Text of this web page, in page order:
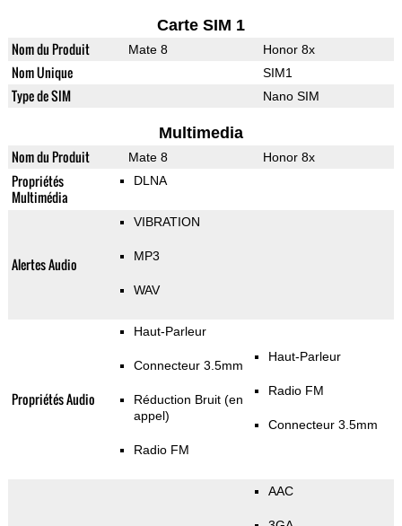
Carte SIM 1
Nom du Produit Mate 8 Honor 8x
Nom Unique SIM1
Type de SIM Nano SIM
Multimedia
Nom du Produit Mate 8 Honor 8x
Propriétés
Multimédia
DLNA
Alertes Audio
VIBRATION
MP3
WAV
Propriétés Audio
Haut-Parleur
Connecteur 3.5mm
Réduction Bruit (en
appel)
Radio FM
Haut-Parleur
Radio FM
Connecteur 3.5mm
AAC